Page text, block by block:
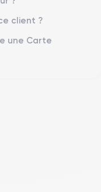
l'iPhone 14 Plus.
client ?
une Carte